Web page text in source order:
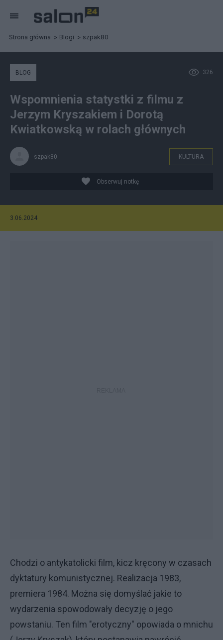
Strona główna Blogi szpak80
326
BLOG
Wspomnienia statystki z filmu z
Jerzym Kryszakiem i Dorotą
Kwiatkowską w rolach głównych
szpak80 KULTURA
Obserwuj notkę
3.06.2024
Chodzi o antykatolicki film, kicz kręcony w czasach
dyktatury komunistycznej. Realizacja 1983,
premiera 1984. Można się domyślać jakie to
wydarzenia spowodowały decyzję o jego
powstaniu. Ten film "erotyczny" opowiada o mnichu